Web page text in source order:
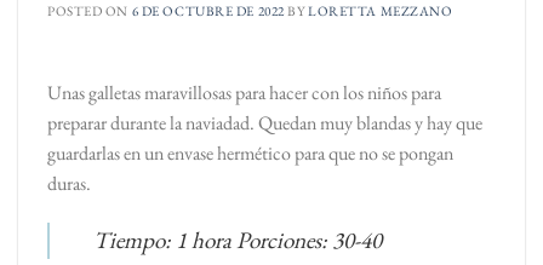
POSTED ON 6 DE OCTUBRE DE 2022 BYLORETTA MEZZANO
Unas galletas maravillosas para hacer con los niños para
preparar durante la naviadad. Quedan muy blandas y hay que
guardarlas en un envase hermético para que no se pongan
duras.
Tiempo: 1 hora Porciones: 30-40